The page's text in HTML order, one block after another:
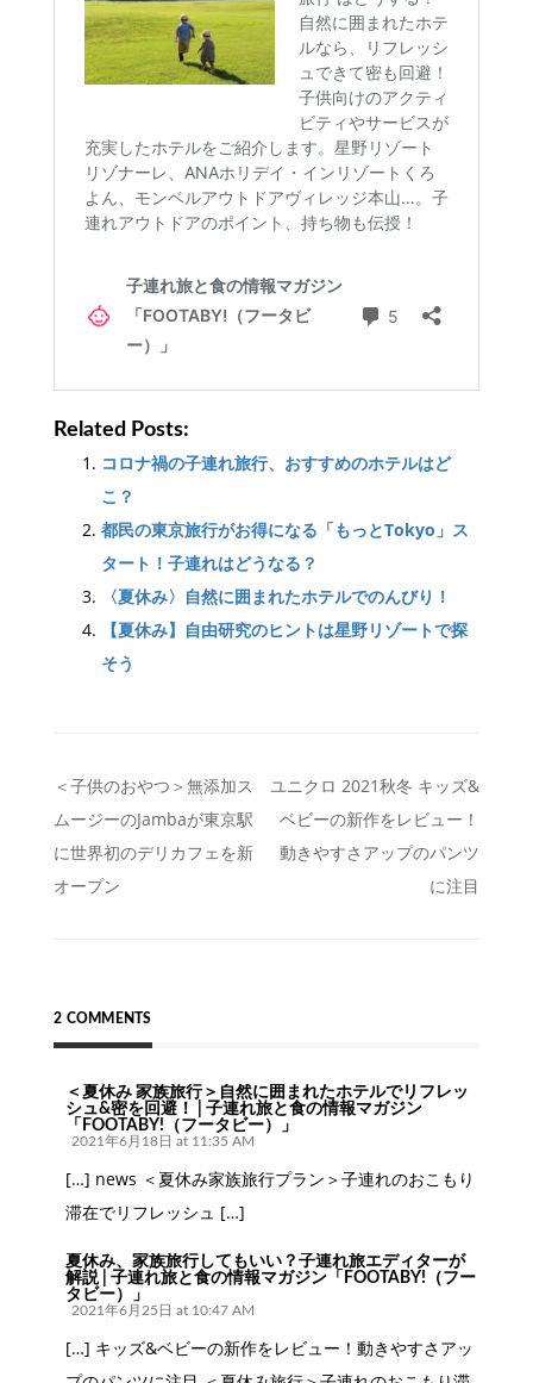
Related Posts:
コロナ禍の子連れ旅行、おすすめのホテルはど
こ？
都民の東京旅行がお得になる「もっとTokyo」ス
タート！子連れはどうなる？
〈夏休み〉自然に囲まれたホテルでのんびり！
【夏休み】自由研究のヒントは星野リゾートで探
そう
投
稿
ナ
ビ
シ
ン
＜子供のおやつ＞無添加ス
ムージーのJambaが東京駅
に世界初のデリカフェを新
オープン
ユニクロ 2021秋冬 キッズ&
ベビーの新作をレビュー！
動きやすさアップのパンツ
に注目
2 COMMENTS
＜夏休み 家族旅行＞自然に囲まれたホテルでリフレッ
シュ&密を回避！ | 子連れ旅と食の情報マガジン
「FOOTABY!（フータビー）」
2021年6月18日 at 11:35 AM
[…] news ＜夏休み家族旅行プラン＞子連れのおこもり
滞在でリフレッシュ […]
夏休み、家族旅行してもいい？子連れ旅エディターが
解説 | 子連れ旅と食の情報マガジン「FOOTABY!（フー
タビー）」
2021年6月25日 at 10:47 AM
[…] キッズ&ベビーの新作をレビュー！動きやすさアッ